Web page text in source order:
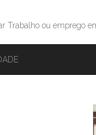
Trabalho ou emprego